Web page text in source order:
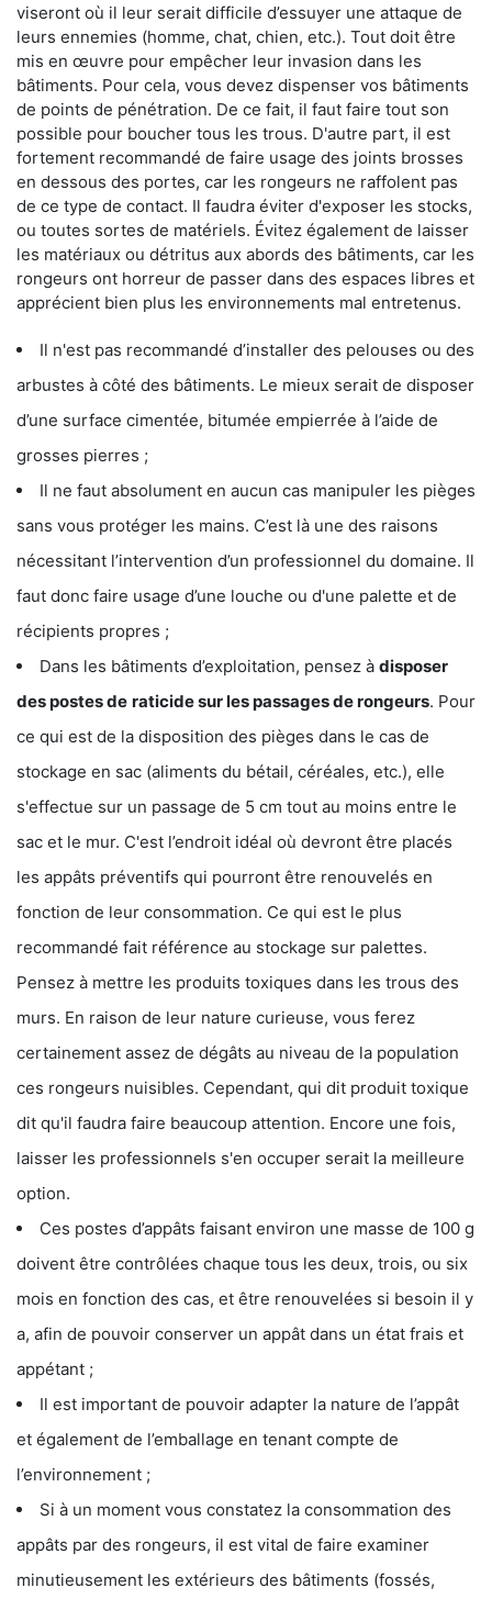
viseront où il leur serait difficile d’essuyer une attaque de
leurs ennemies (homme, chat, chien, etc.). Tout doit être
mis en œuvre pour empêcher leur invasion dans les
bâtiments. Pour cela, vous devez dispenser vos bâtiments
de points de pénétration. De ce fait, il faut faire tout son
possible pour boucher tous les trous. D'autre part, il est
fortement recommandé de faire usage des joints brosses
en dessous des portes, car les rongeurs ne raffolent pas
de ce type de contact. Il faudra éviter d'exposer les stocks,
ou toutes sortes de matériels. Évitez également de laisser
les matériaux ou détritus aux abords des bâtiments, car les
rongeurs ont horreur de passer dans des espaces libres et
apprécient bien plus les environnements mal entretenus.
Il n'est pas recommandé d’installer des pelouses ou des
arbustes à côté des bâtiments. Le mieux serait de disposer
d’une surface cimentée, bitumée empierrée à l’aide de
grosses pierres ;
Il ne faut absolument en aucun cas manipuler les pièges
sans vous protéger les mains. C’est là une des raisons
nécessitant l’intervention d’un professionnel du domaine. Il
faut donc faire usage d’une louche ou d'une palette et de
récipients propres ;
Dans les bâtiments d’exploitation, pensez à disposer
des postes de raticide sur les passages de rongeurs. Pour
ce qui est de la disposition des pièges dans le cas de
stockage en sac (aliments du bétail, céréales, etc.), elle
s'effectue sur un passage de 5 cm tout au moins entre le
sac et le mur. C'est l’endroit idéal où devront être placés
les appâts préventifs qui pourront être renouvelés en
fonction de leur consommation. Ce qui est le plus
recommandé fait référence au stockage sur palettes.
Pensez à mettre les produits toxiques dans les trous des
murs. En raison de leur nature curieuse, vous ferez
certainement assez de dégâts au niveau de la population
ces rongeurs nuisibles. Cependant, qui dit produit toxique
dit qu'il faudra faire beaucoup attention. Encore une fois,
laisser les professionnels s'en occuper serait la meilleure
option.
Ces postes d’appâts faisant environ une masse de 100 g
doivent être contrôlées chaque tous les deux, trois, ou six
mois en fonction des cas, et être renouvelées si besoin il y
a, afin de pouvoir conserver un appât dans un état frais et
appétant ;
Il est important de pouvoir adapter la nature de l’appât
et également de l’emballage en tenant compte de
l’environnement ;
Si à un moment vous constatez la consommation des
appâts par des rongeurs, il est vital de faire examiner
minutieusement les extérieurs des bâtiments (fossés,